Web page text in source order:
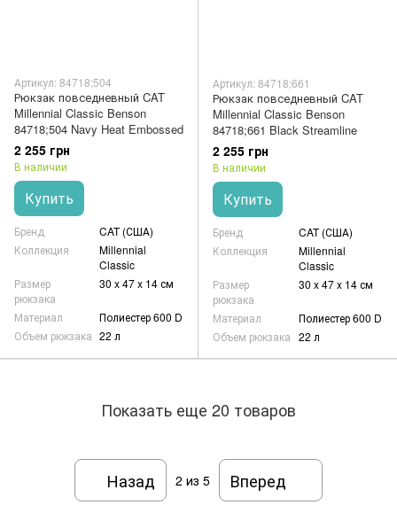
Артикул: 84718;504
Рюкзак повседневный CAT
Millennial Classic Benson
84718;504 Navy Heat Embossed
2 255 грн
В наличии
Купить
Бренд
CAT (США)
Коллекция
Millennial
Classic
Размер
рюкзака
30 x 47 x 14 см
Материал
Полиестер 600 D
Объем рюкзака 22 л
Артикул: 84718;661
Рюкзак повседневный CAT
Millennial Classic Benson
84718;661 Black Streamline
2 255 грн
В наличии
Купить
Бренд
CAT (США)
Коллекция
Millennial
Classic
Размер
рюкзака
30 x 47 x 14 см
Материал
Полиестер 600 D
Объем рюкзака 22 л
Показать еще 20 товаров
Назад 2 из 5 Вперед